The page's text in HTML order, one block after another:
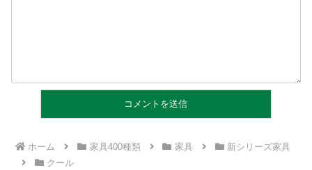
ホーム 家具400種類 家具
新シリーズ家具
クール